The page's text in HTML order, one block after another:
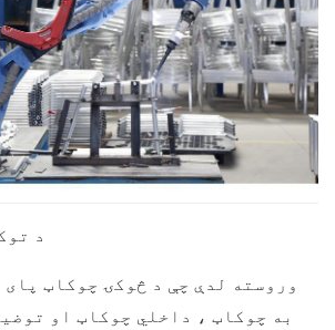
د
وروسته لدې چې د څوکۍ چوکاټ پای
به چوکاټ ، داخلي چوکاټ او